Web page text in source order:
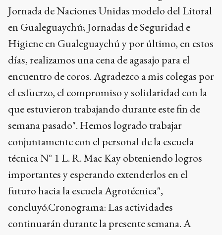
Jornada de Naciones Unidas modelo del Litoral
en Gualeguaychú; Jornadas de Seguridad e
Higiene en Gualeguaychú y por último, en estos
días, realizamos una cena de agasajo para el
encuentro de coros. Agradezco a mis colegas por
el esfuerzo, el compromiso y solidaridad con la
que estuvieron trabajando durante este fin de
semana pasado". Hemos logrado trabajar
conjuntamente con el personal de la escuela
técnica N° 1 L. R. Mac Kay obteniendo logros
importantes y esperando extenderlos en el
futuro hacia la escuela Agrotécnica",
concluyó.Cronograma: Las actividades
continuarán durante la presente semana. A